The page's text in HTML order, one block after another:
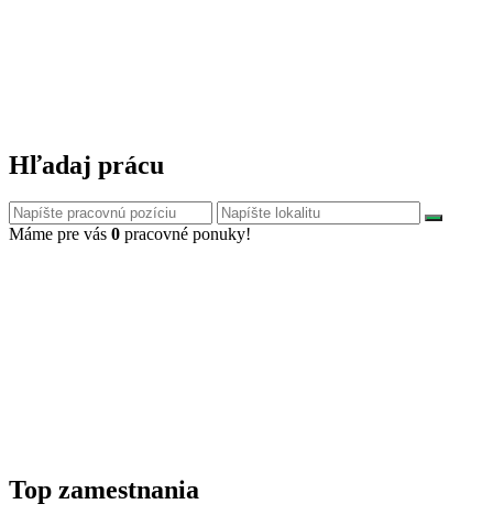
Hľadaj prácu
Máme pre vás 0 pracovné ponuky!
Top zamestnania